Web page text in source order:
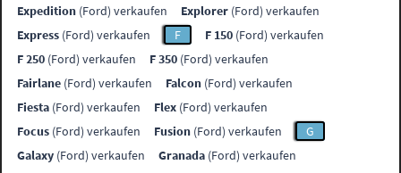
Expedition (Ford) verkaufen Explorer (Ford) verkaufen
Express (Ford) verkaufen F F 150 (Ford) verkaufen
F 250 (Ford) verkaufen F 350 (Ford) verkaufen
Fairlane (Ford) verkaufen Falcon (Ford) verkaufen
Fiesta (Ford) verkaufen Flex (Ford) verkaufen
Focus (Ford) verkaufen Fusion (Ford) verkaufen
G
Galaxy (Ford) verkaufen Granada (Ford) verkaufen